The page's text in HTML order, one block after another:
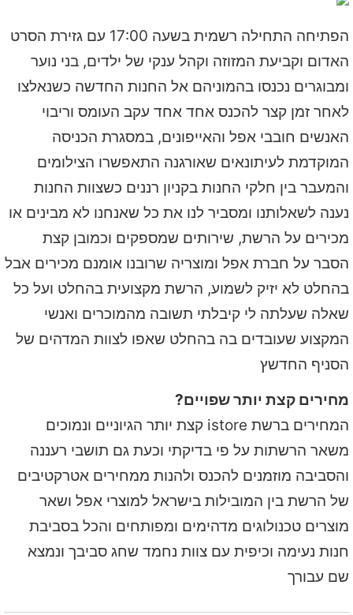
הפתיחה התחילה רשמית בשעה 17:00 עם גזירת הסרט
האדום וקביעת המזוזה וקהל ענקי של ילדים, בני נוער
ומבוגרים נכנסו בהמוניהם אל החנות החדשה כשנאלצו
לאחר זמן קצר להכנס אחד אחד עקב העומס וריבוי
האנשים חובבי אפל והאייפונים, במסגרת הכניסה
המוקדמת לעיתונאים שאורגנה התאפשרו הצילומים
והמעבר בין חלקי החנות בקניון רננים כשצוות החנות
נענה לשאלותנו ומסביר לנו את כל שאנחנו לא מבינים או
מכירים על הרשת, שירותים שמספקים וכמובן קצת
הסבר על חברת אפל ומוצריה שרובנו אומנם מכירים אבל
בהחלט לא יזיק לשמוע, הרשת מקצועית בהחלט ועל כל
שאלה שעלתה לי קיבלתי תשובה מהמוכרים ואנשי
המקצוע שעובדים בה בהחלט שאפו לצוות המדהים של
הסניף החדשץ
מחירים קצת יותר שפויים?
המחירים ברשת istore קצת יותר הגיוניים ונמוכים
משאר הרשתות על פי בדיקתי וכעת גם תושבי רעננה
והסביבה מוזמנים להכנס ולהנות ממחירים אטרקטיבים
של הרשת בין המובילות בישראל למוצרי אפל ושאר
מוצרים טכנולוגים מדהימים ומפותחים והכל בסביבת
חנות נעימה וכיפית עם צוות נחמד שחג סביבך ונמצא
שם עבורך